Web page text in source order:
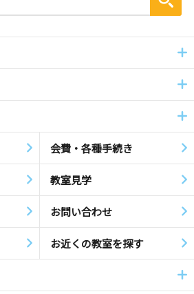
会費・各種手続き
教室見学
お問い合わせ
お近くの教室を探す